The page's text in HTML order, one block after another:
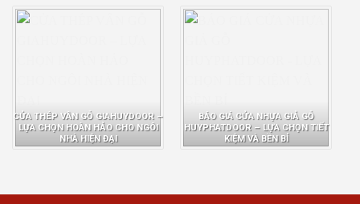
CỬA THÉP VÂN GỖ GIAHUYDOOR –
LỰA CHỌN HOÀN HẢO CHO NGÔI
NHÀ HIỆN ĐẠI
BÁO GIÁ CỬA NHỰA GIẢ GỖ
HUYPHATDOOR – LỰA CHỌN TIẾT
KIỆM VÀ BỀN BỈ